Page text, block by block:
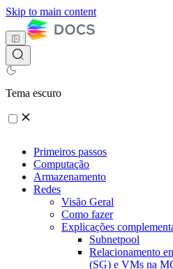
Skip to main content
Tema escuro
Primeiros passos
Computação
Armazenamento
Redes
Visão Geral
Como fazer
Explicações
Subnetpool
Relacionamento
(SG) e VMs na